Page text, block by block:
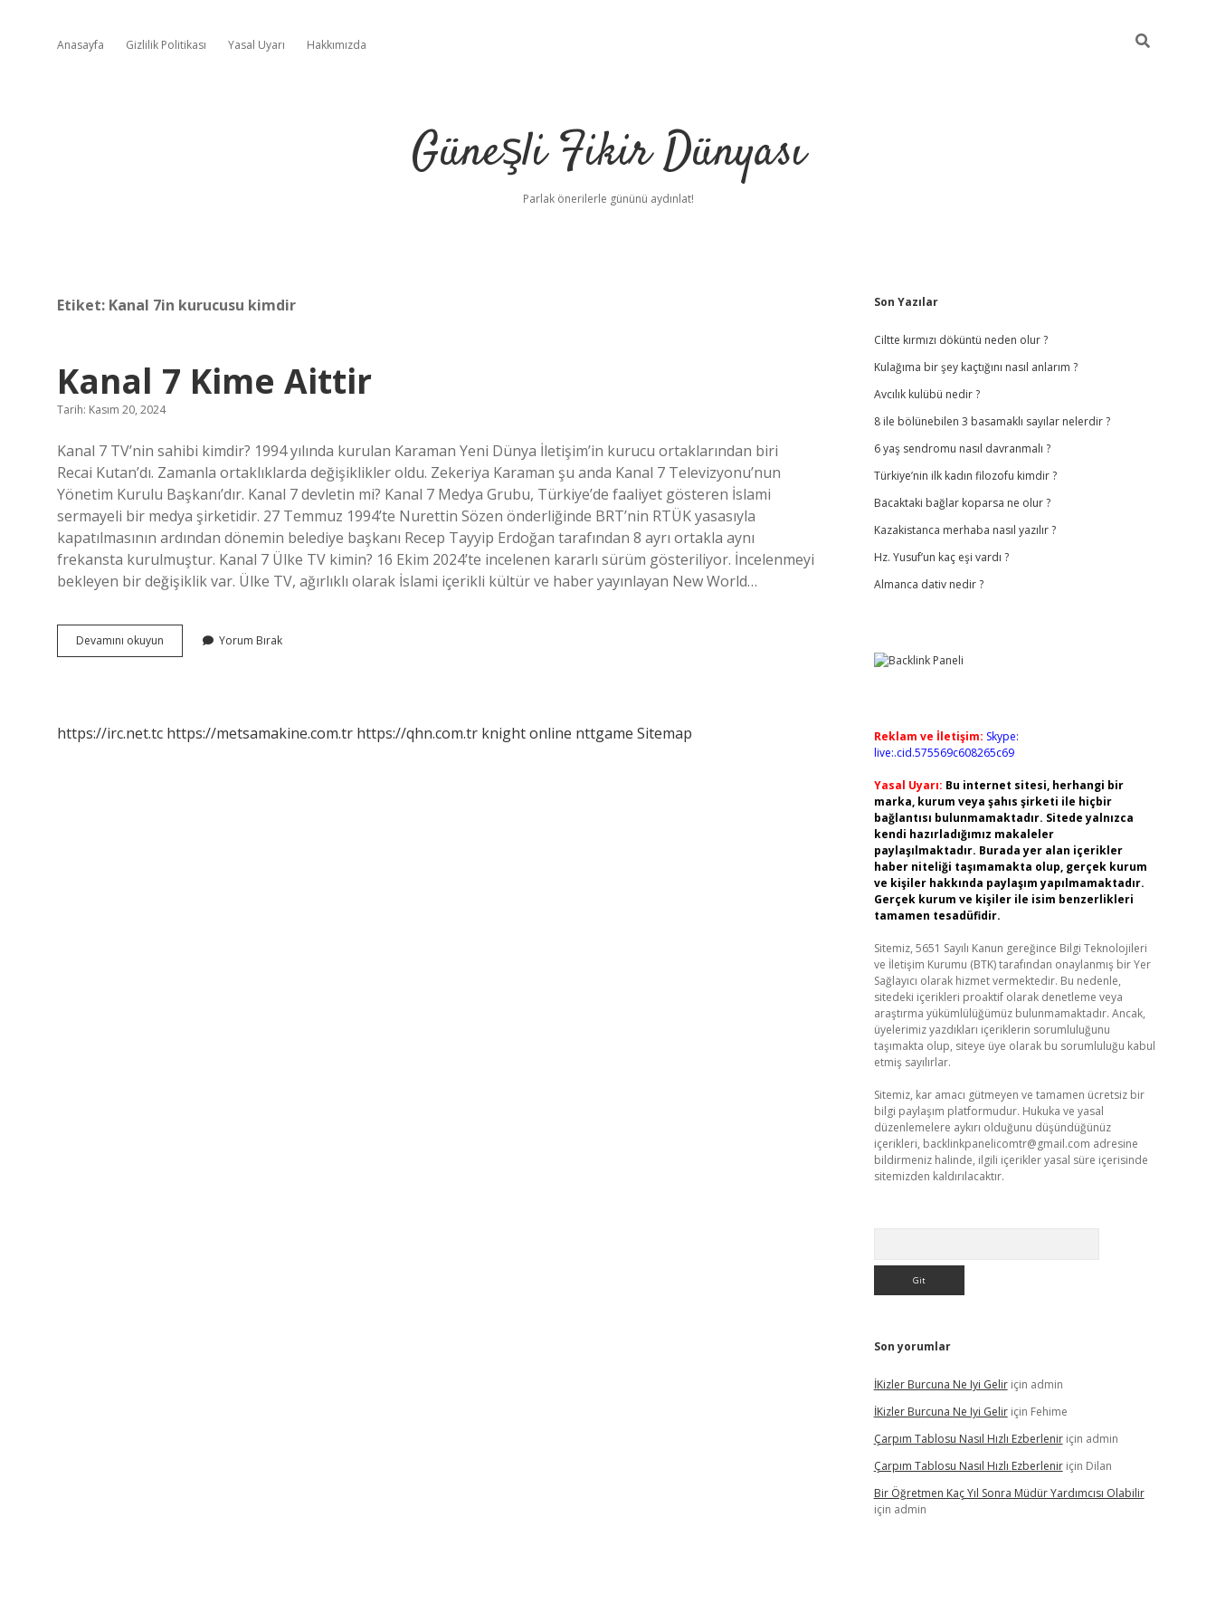
Anasayfa Gizlilik Politikası Yasal Uyarı Hakkımızda
Güneşli Fikir Dünyası
Parlak önerilerle gününü aydınlat!
Etiket: Kanal 7in kurucusu kimdir
Kanal 7 Kime Aittir
Tarih: Kasım 20, 2024
Kanal 7 TV’nin sahibi kimdir? 1994 yılında kurulan Karaman Yeni Dünya İletişim’in kurucu ortaklarından biri
Recai Kutan’dı. Zamanla ortaklıklarda değişiklikler oldu. Zekeriya Karaman şu anda Kanal 7 Televizyonu’nun
Yönetim Kurulu Başkanı’dır. Kanal 7 devletin mi? Kanal 7 Medya Grubu, Türkiye’de faaliyet gösteren İslami
sermayeli bir medya şirketidir. 27 Temmuz 1994’te Nurettin Sözen önderliğinde BRT’nin RTÜK yasasıyla
kapatılmasının ardından dönemin belediye başkanı Recep Tayyip Erdoğan tarafından 8 ayrı ortakla aynı
frekansta kurulmuştur. Kanal 7 Ülke TV kimin? 16 Ekim 2024’te incelenen kararlı sürüm gösteriliyor. İncelenmeyi
bekleyen bir değişiklik var. Ülke TV, ağırlıklı olarak İslami içerikli kültür ve haber yayınlayan New World…
Devamını okuyun
7
Yorum Bırak
https://irc.net.tc https://metsamakine.com.tr https://qhn.com.tr knight online nttgame Sitemap
Sidebar
Son Yazılar
Ciltte kırmızı döküntü neden olur ?
Kulağıma bir şey kaçtığını nasıl anlarım ?
Avcılık kulübü nedir ?
8 ile bölünebilen 3 basamaklı sayılar nelerdir ?
6 yaş sendromu nasıl davranmalı ?
Türkiye’nin ilk kadın filozofu kimdir ?
Bacaktaki bağlar koparsa ne olur ?
Kazakistanca merhaba nasıl yazılır ?
Hz. Yusuf’un kaç eşi vardı ?
Almanca dativ nedir ?
Reklam ve İletişim: Skype:
live:.cid.575569c608265c69
Yasal Uyarı: Bu internet sitesi, herhangi bir
marka, kurum veya şahıs şirketi ile hiçbir
bağlantısı bulunmamaktadır. Sitede yalnızca
kendi hazırladığımız makaleler
paylaşılmaktadır. Burada yer alan içerikler
haber niteliği taşımamakta olup, gerçek kurum
ve kişiler hakkında paylaşım yapılmamaktadır.
Gerçek kurum ve kişiler ile isim benzerlikleri
tamamen tesadüfidir.
Sitemiz, 5651 Sayılı Kanun gereğince Bilgi Teknolojileri
ve İletişim Kurumu (BTK) tarafından onaylanmış bir Yer
Sağlayıcı olarak hizmet vermektedir. Bu nedenle,
sitedeki içerikleri proaktif olarak denetleme veya
araştırma yükümlülüğümüz bulunmamaktadır. Ancak,
üyelerimiz yazdıkları içeriklerin sorumluluğunu
taşımakta olup, siteye üye olarak bu sorumluluğu kabul
etmiş sayılırlar.
Sitemiz, kar amacı gütmeyen ve tamamen ücretsiz bir
bilgi paylaşım platformudur. Hukuka ve yasal
düzenlemelere aykırı olduğunu düşündüğünüz
içerikleri, backlinkpanelicomtr@gmail.com adresine
bildirmeniz halinde, ilgili içerikler yasal süre içerisinde
sitemizden kaldırılacaktır.
Son yorumlar
İKizler Burcuna Ne Iyi Geliriçin admin
İKizler Burcuna Ne Iyi Geliriçin Fehime
Çarpım Tablosu Nasıl Hızlı Ezberleniriçin admin
Çarpım Tablosu Nasıl Hızlı Ezberleniriçin Dilan
Bir Öğretmen Kaç Yıl Sonra Müdür Yardımcısı Olabilir
için admin
ilbethiltonbet